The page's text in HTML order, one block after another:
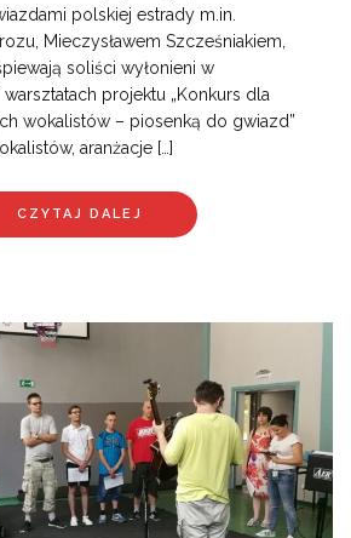
polskiej estrady m.in.
Mieczysławem Szcześniakiem,
soliści wyłonieni w
warsztatach projektu „Konkurs dla
wokalistów – piosenką do gwiazd”
aranżacje […]
CZYTAJ DALEJ